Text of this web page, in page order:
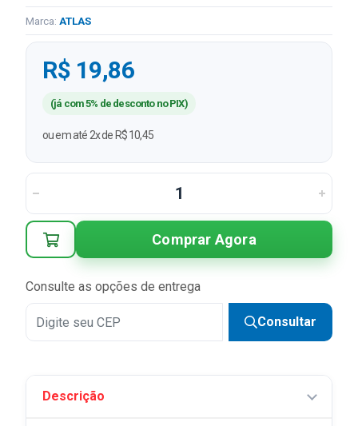
Marca: ATLAS
R$ 19,86
(já com 5% de desconto no PIX)
ou em até 2x de R$ 10,45
Comprar Agora
Consulte as opções de entrega
Consultar
Descrição